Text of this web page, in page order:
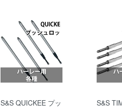
S&S QUICKEE プッ
S&S